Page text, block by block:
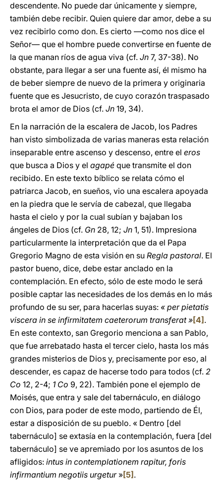
descendente. No puede dar únicamente y siempre,
también debe recibir. Quien quiere dar amor, debe a su
vez recibirlo como don. Es cierto —como nos dice el
Señor— que el hombre puede convertirse en fuente de
la que manan ríos de agua viva (cf. Jn 7, 37-38). No
obstante, para llegar a ser una fuente así, él mismo ha
de beber siempre de nuevo de la primera y originaria
fuente que es Jesucristo, de cuyo corazón traspasado
brota el amor de Dios (cf. Jn 19, 34).
En la narración de la escalera de Jacob, los Padres
han visto simbolizada de varias maneras esta relación
inseparable entre ascenso y descenso, entre el eros
que busca a Dios y el agapé que transmite el don
recibido. En este texto bíblico se relata cómo el
patriarca Jacob, en sueños, vio una escalera apoyada
en la piedra que le servía de cabezal, que llegaba
hasta el cielo y por la cual subían y bajaban los
ángeles de Dios (cf. Gn 28, 12; Jn 1, 51). Impresiona
particularmente la interpretación que da el Papa
Gregorio Magno de esta visión en su Regla pastoral. El
pastor bueno, dice, debe estar anclado en la
contemplación. En efecto, sólo de este modo le será
posible captar las necesidades de los demás en lo más
profundo de su ser, para hacerlas suyas: « per pietatis
viscera in se infirmitatem caeterorum transferat »[4] .
En este contexto, san Gregorio menciona a san Pablo,
que fue arrebatado hasta el tercer cielo, hasta los más
grandes misterios de Dios y, precisamente por eso, al
descender, es capaz de hacerse todo para todos (cf. 2
Co 12, 2-4; 1 Co 9, 22). También pone el ejemplo de
Moisés, que entra y sale del tabernáculo, en diálogo
con Dios, para poder de este modo, partiendo de Él,
estar a disposición de su pueblo. « Dentro [del
tabernáculo] se extasía en la contemplación, fuera [del
tabernáculo] se ve apremiado por los asuntos de los
afligidos: intus in contemplationem rapitur, foris
infirmantium negotiis urgetur»[5] .